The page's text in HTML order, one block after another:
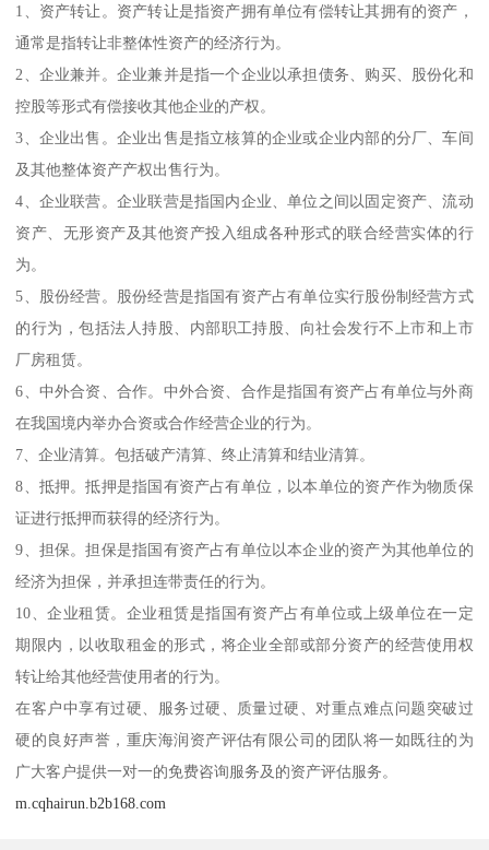
1、资产转让。资产转让是指资产拥有单位有偿转让其拥有的资产，
通常是指转让非整体性资产的经济行为。
2、企业兼并。企业兼并是指一个企业以承担债务、购买、股份化和
控股等形式有偿接收其他企业的产权。
3、企业出售。企业出售是指立核算的企业或企业内部的分厂、车间
及其他整体资产产权出售行为。
4、企业联营。企业联营是指国内企业、单位之间以固定资产、流动
资产、无形资产及其他资产投入组成各种形式的联合经营实体的行
为。
5、股份经营。股份经营是指国有资产占有单位实行股份制经营方式
的行为，包括法人持股、内部职工持股、向社会发行不上市和上市
厂房租赁。
6、中外合资、合作。中外合资、合作是指国有资产占有单位与外商
在我国境内举办合资或合作经营企业的行为。
7、企业清算。包括破产清算、终止清算和结业清算。
8、抵押。抵押是指国有资产占有单位，以本单位的资产作为物质保
证进行抵押而获得的经济行为。
9、担保。担保是指国有资产占有单位以本企业的资产为其他单位的
经济为担保，并承担连带责任的行为。
10、企业租赁。企业租赁是指国有资产占有单位或上级单位在一定
期限内，以收取租金的形式，将企业全部或部分资产的经营使用权
转让给其他经营使用者的行为。
在客户中享有过硬、服务过硬、质量过硬、对重点难点问题突破过
硬的良好声誉，重庆海润资产评估有限公司的团队将一如既往的为
广大客户提供一对一的免费咨询服务及的资产评估服务。
m.cqhairun.b2b168.com